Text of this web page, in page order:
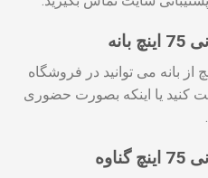
خرید تلویزیون سونی 75 اینچ از بانه می توانید در فروشگاه
کنید یا اینکه بصورت حضوری